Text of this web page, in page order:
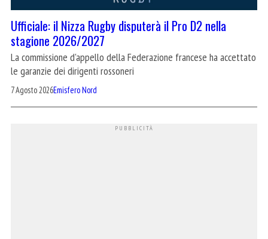
Ufficiale: il Nizza Rugby disputerà il Pro D2 nella
stagione 2026/2027
La commissione d'appello della Federazione francese ha accettato
le garanzie dei dirigenti rossoneri
7 Agosto 2026Emisfero Nord